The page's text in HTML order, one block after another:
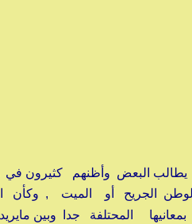
يطالب البعض وأظنهم كثيرون في
بالوطن الجريح أو الميت ,
المحتلفة جدا وبين